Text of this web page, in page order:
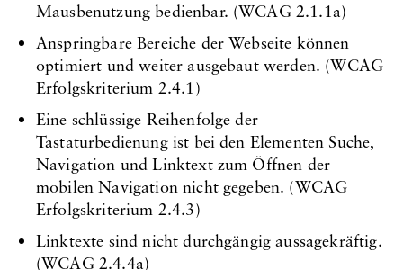
Mausbenutzung bedienbar. (WCAG 2.1.1a)
Anspringbare Bereiche der Webseite können
optimiert und weiter ausgebaut werden. (WCAG
Erfolgskriterium 2.4.1)
Eine schlüssige Reihenfolge der
Tastaturbedienung ist bei den Elementen Suche,
Navigation und Linktext zum Öffnen der
mobilen Navigation nicht gegeben. (WCAG
Erfolgskriterium 2.4.3)
Linktexte sind nicht durchgängig aussagekräftig.
(WCAG 2.4.4a)